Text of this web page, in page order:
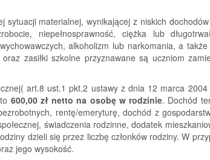
materialnej, wynikającej z niskich
niepełnosprawność, ciężka lub
alkoholizm lub narkomania, a
zasiłki szkolne przyznawane są uczniom
art.8 ust.1 pkt.2 ustawy z dnia 12 marca
600,00 zł netto na osobę w rodzinie. Dochód
rentę/emeryturę, dochód z
świadczenia rodzinne, dodatek
dzieli się przez liczbę członków rodziny. W
jego wysokość.